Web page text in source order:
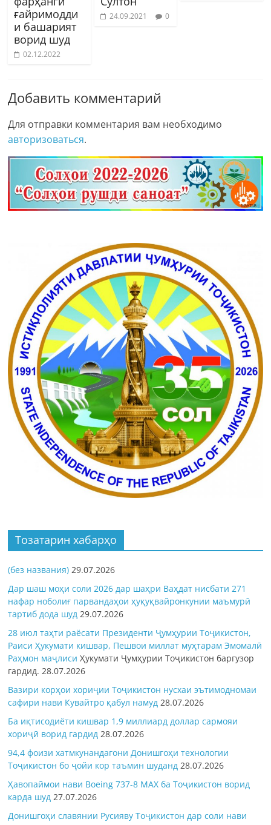
ғайримодди
и башарият
ворид шуд
02.12.2022
24.09.2021 0
Добавить комментарий
Для отправки комментария вам необходимо
авторизоваться.
Тозатарин хабарҳо
(без названия) 29.07.2026
Дар шаш моҳи соли 2026 дар шаҳри Ваҳдат нисбати 271
нафар ноболиғ парвандаҳои ҳуқуқвайронкунии маъмурӣ
тартиб дода шуд 29.07.2026
28 июл таҳти раёсати Президенти Ҷумҳурии Тоҷикистон,
Раиси Ҳукумати кишвар, Пешвои миллат муҳтарам Эмомалӣ
Раҳмон маҷлисиҲукумати Ҷумҳурии Тоҷикистон баргузор
гардид.28.07.2026
Вазири корҳои хориҷии Тоҷикистон нусхаи эътимодномаи
сафири нави Кувайтро қабул намуд 28.07.2026
Ба иқтисодиёти кишвар 1,9 миллиард доллар сармояи
хориҷӣ ворид гардид 28.07.2026
94,4 фоизи хатмкунандагони Донишгоҳи технологии
Тоҷикистон бо ҷойи кор таъмин шуданд 28.07.2026
Ҳавопаймои нави Boeing 737-8 MAX ба Тоҷикистон ворид
карда шуд 27.07.2026
Донишгоҳи славянии Русияву Тоҷикистон дар соли нави